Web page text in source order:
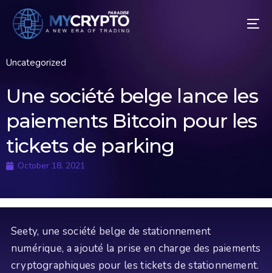
Uncategorized
Une société belge lance les
paiements Bitcoin pour les
tickets de parking
October 18, 2021
Seety, une société belge de stationnement
numérique, a ajouté la prise en charge des paiements
cryptographiques pour les tickets de stationnement.